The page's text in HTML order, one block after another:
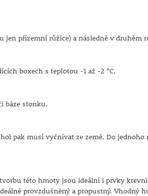
přízemní růžice) a následně v druhém
boxech s teplotou -1 až -2 °C.
báze stonku.
pak musí vyčnívat ze země. Do
této hmoty jsou ideální i prvky
provzdušněný a propustný. Vhodný